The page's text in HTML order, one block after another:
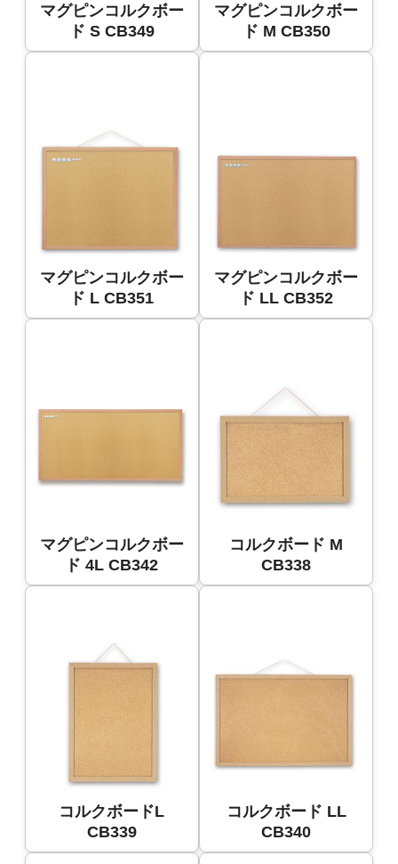
マグピンコルクボー
ド S CB349
マグピンコルクボー
ド M CB350
マグピンコルクボー
ド L CB351
マグピンコルクボー
ド LL CB352
マグピンコルクボー
ド 4L CB342
コルクボード M
CB338
コルクボードL
CB339
コルクボード LL
CB340